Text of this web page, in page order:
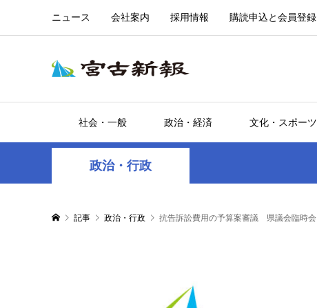
ニュース 会社案内 採用情報 購読申込と会員登録
社会・一般 政治・経済 文化・スポーツ
政治・行政
記事 政治・行政 抗告訴訟費用の予算案審議 県議会臨時会